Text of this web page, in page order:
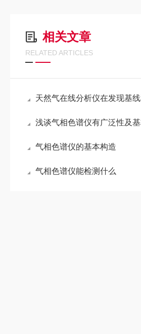
相关文章
RELATED ARTICLES
天然气在线分析仪在发现基线和峰形异常时该如
浅谈气相色谱仪有广泛性及基本
气相色谱仪的基本构造
气相色谱仪能检测什么